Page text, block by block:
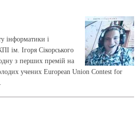
інформатики і
ім. Ігоря Сікорського
з перших премій на
учених European Union Contest for